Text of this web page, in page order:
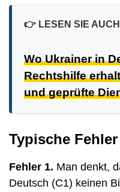
👉 LESEN SIE
Wo Ukrainer in
Rechtshilfe
und geprüfte
Typische
Fehler 1. Man denkt,
Deutsch (C1) keinen